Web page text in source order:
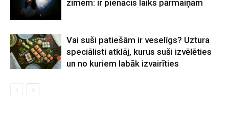
zīmēm: ir pienācis laiks pārmaiņām
Vai suši patiešām ir veselīgs? Uztura
speciālisti atklāj, kurus suši izvēlēties
un no kuriem labāk izvairīties